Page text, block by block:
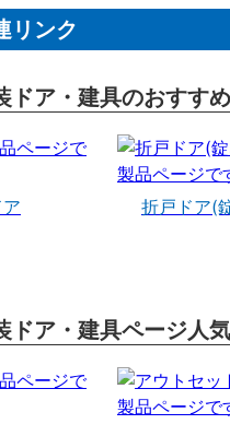
リンク
ドア・建具のおすす
折戸ドア(
ドア・建具ページ人